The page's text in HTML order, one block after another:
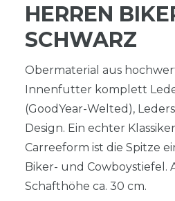
HERREN
SCHWARZ
Obermaterial aus
Innenfutter komplett
(GoodYear-Welted),
Design. Ein echter
Carreeform ist die Spitze
Biker- und Cowboystiefel.
Schafthöhe ca. 30 cm.